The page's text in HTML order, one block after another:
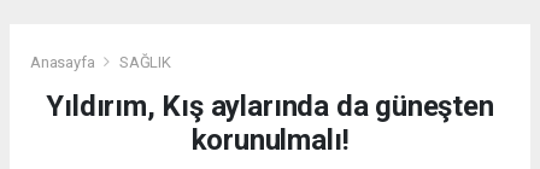
Anasayfa SAĞLIK
Yıldırım, Kış aylarında da güneşten
korunulmalı!